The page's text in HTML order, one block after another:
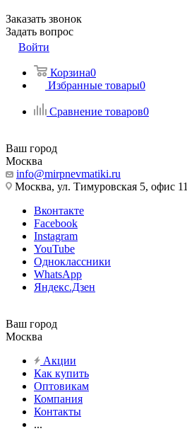
Заказать звонок
Задать вопрос
Войти
Корзина0
Избранные товары0
Сравнение товаров0
Ваш город
Москва
info@mirpnevmatiki.ru
Москва, ул. Тимуровская 5, офис 11
Вконтакте
Facebook
Instagram
YouTube
Одноклассники
WhatsApp
Яндекс.Дзен
Ваш город
Москва
Акции
Как купить
Оптовикам
Компания
Контакты
...